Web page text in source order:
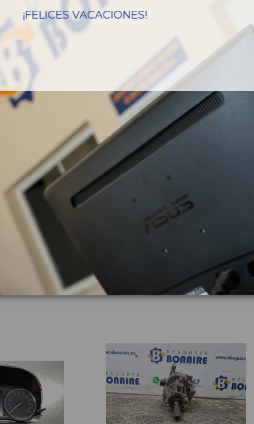
inc.
cesta
ENFRIADOR EGR 5801365344
IVECO DAILY PR EINZELKABINE 35 S... RADSTAND
3000
5801365344
Añadir a la cesta
¡FELICES VACACIONES!